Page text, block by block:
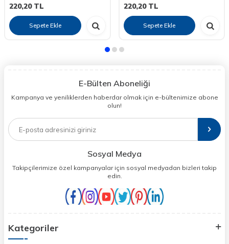
220,20TL
Sepete Ekle
220,20TL
Sepete Ekle
E-Bülten Aboneliği
Kampanya ve yeniliklerden haberdar olmak için e-bültenimize abone
olun!
Sosyal Medya
Takipçilerimize özel kampanyalar için sosyal medyadan bizleri takip
edin.
Kategoriler